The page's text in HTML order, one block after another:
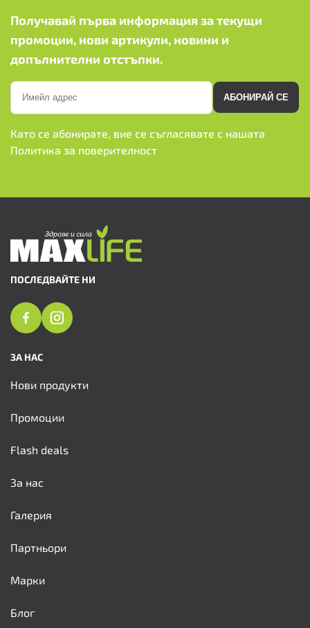
Получавай първа информация за текущи
промоции, нови артикули, новини и
допълнителни отстъпки.
АБОНИРАЙ СЕ
Като се абонирате, вие се съгласявате с нашата
Политика за поверителност
ПОСЛЕДВАЙТЕ НИ
ЗА НАС
Нови продукти
Промоции
Flash deals
За нас
Галерия
Партньори
Марки
Блог